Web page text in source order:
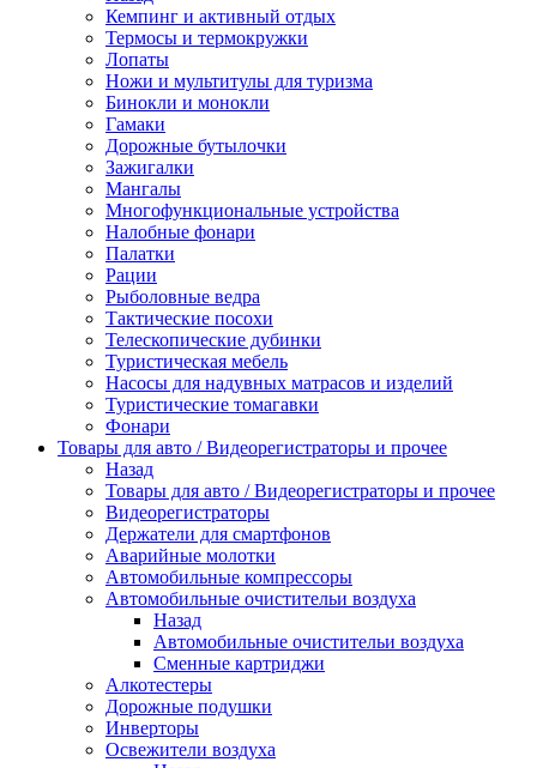
Кемпинг и активный отдых
Термосы и термокружки
Лопаты
Ножи и мультитулы для туризма
Бинокли и монокли
Гамаки
Дорожные бутылочки
Зажигалки
Мангалы
Многофункциональные устройства
Налобные фонари
Палатки
Рации
Рыболовные ведра
Тактические посохи
Телескопические дубинки
Туристическая мебель
Насосы для надувных матрасов и изделий
Туристические томагавки
Фонари
Товары для авто / Видеорегистраторы и прочее
Назад
Товары для авто / Видеорегистраторы и прочее
Видеорегистраторы
Держатели для смартфонов
Аварийные молотки
Автомобильные компрессоры
Автомобильные очистительи воздуха
Назад
Автомобильные очистительи воздуха
Сменные картриджи
Алкотестеры
Дорожные подушки
Инверторы
Освежители воздуха